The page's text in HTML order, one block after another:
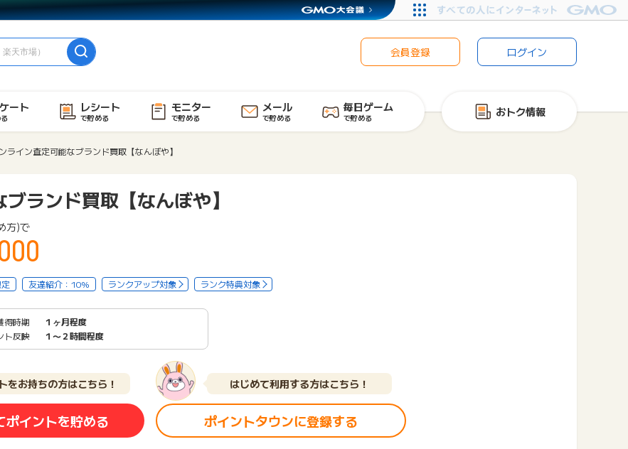
会員登録 ログイン
ート レシート
で貯める
モニター
で貯める
メール
で貯める
毎日ゲーム
で貯める おトク情報
ライン査定可能なブランド買取【なんぼや】
ランド買取【なんぼや】
方)で
友達紹介：10% ランクアップ対象 ランク特典対象
得時期
１ヶ月程度
ト反映
１〜２時間程度
をお持ちの方はこちら！
ポイントを貯める
はじめて利用する方はこちら！
ポイントタウンに登録する